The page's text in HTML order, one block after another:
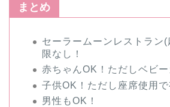
まとめ
セーラームーンレストラン(
限なし！
赤ちゃんOK！ただしベビ
子供OK！ただし座席使用
男性もOK！